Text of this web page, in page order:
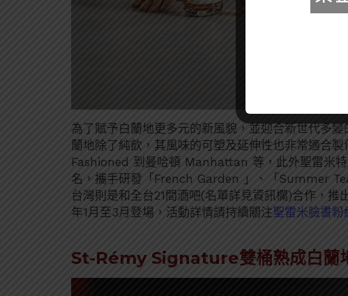
為了賦予白蘭地更多元的新風貌，並迎合新世代多
蘭地除了純飲，其風味的可塑及延伸性也非常適合
Fashioned 到曼哈頓 Manhattan 等，此外聖雷米
名，攜手研發「French Garden 」、「Summer
台灣則是和全台21間酒吧(名單詳見資訊欄)合作，
年1月至3月登場，活動詳情請持續關注聖雷米臉書粉
St-Rémy Signature雙桶熟成白蘭